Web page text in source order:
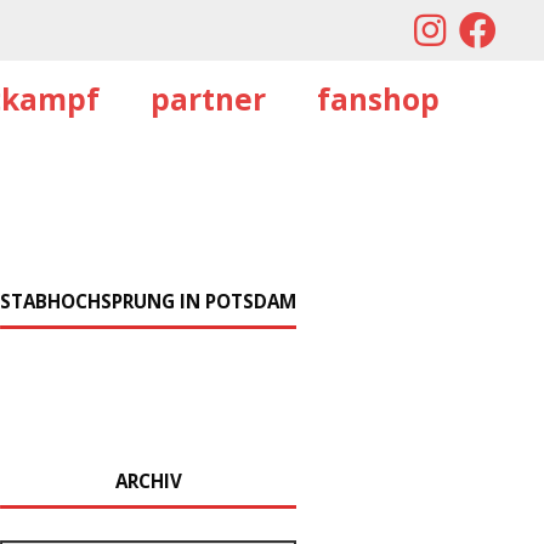
partner fanshop
STABHOCHSPRUNG IN POTSDAM
ARCHIV